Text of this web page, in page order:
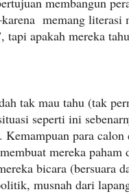
memang literasi
tapi apakah mereka
tak mau tahu (tak
seperti ini
para
mereka
bicara (bersuara
musnah dari